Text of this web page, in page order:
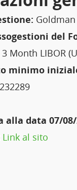
Goldman
del
3 Month LIBOR
minimo
alla data 07/08/
Link al sito